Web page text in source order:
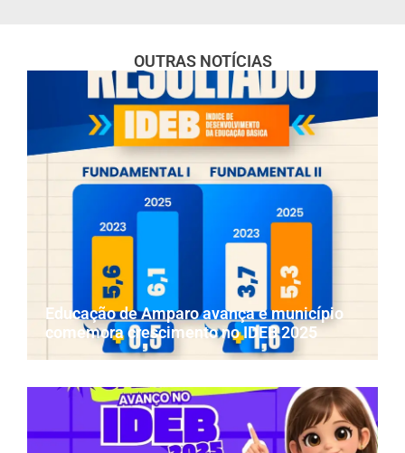
OUTRAS NOTÍCIAS
Educação de Amparo avança e município
comemora crescimento no IDEB 2025